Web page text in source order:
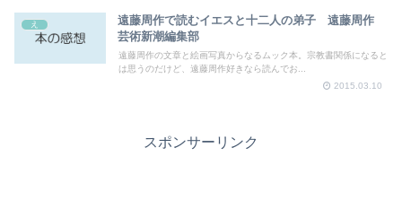
え
遠藤周作で読むイエスと十二人の弟子 遠藤周作
芸術新潮編集部
遠藤周作の文章と絵画写真からなるムック本。宗教書関係になると
は思うのだけど、遠藤周作好きなら読んでお...
2015.03.10
スポンサーリンク